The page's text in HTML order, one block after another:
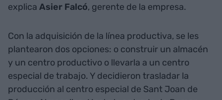
explica Asier Falcó, gerente de la empresa.
Con la adquisición de la línea productiva, se les
plantearon dos opciones: o construir un almacén
y un centro productivo o llevarla a un centro
especial de trabajo. Y decidieron trasladar la
producción al centro especial de Sant Joan de